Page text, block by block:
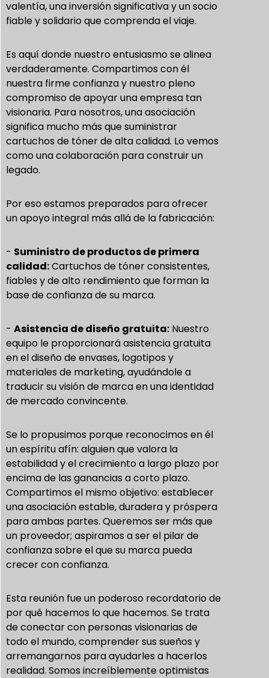
valentía, una inversión significativa y un socio
fiable y solidario que comprenda el viaje.
Es aquí donde nuestro entusiasmo se alinea
verdaderamente. Compartimos con él
nuestra firme confianza y nuestro pleno
compromiso de apoyar una empresa tan
visionaria. Para nosotros, una asociación
significa mucho más que suministrar
cartuchos de tóner de alta calidad. Lo vemos
como una colaboración para construir un
legado.
Por eso estamos preparados para ofrecer
un apoyo integral más allá de la fabricación:
- Suministro de productos de primera
calidad:Cartuchos de tóner consistentes,
fiables y de alto rendimiento que forman la
base de confianza de su marca.
- Asistencia de diseño gratuita: Nuestro
equipo le proporcionará asistencia gratuita
en el diseño de envases, logotipos y
materiales de marketing, ayudándole a
traducir su visión de marca en una identidad
de mercado convincente.
Se lo propusimos porque reconocimos en él
un espíritu afín: alguien que valora la
estabilidad y el crecimiento a largo plazo por
encima de las ganancias a corto plazo.
Compartimos el mismo objetivo: establecer
una asociación estable, duradera y próspera
para ambas partes. Queremos ser más que
un proveedor; aspiramos a ser el pilar de
confianza sobre el que su marca pueda
crecer con confianza.
Esta reunión fue un poderoso recordatorio de
por qué hacemos lo que hacemos. Se trata
de conectar con personas visionarias de
todo el mundo, comprender sus sueños y
arremangarnos para ayudarles a hacerlos
realidad. Somos increíblemente optimistas